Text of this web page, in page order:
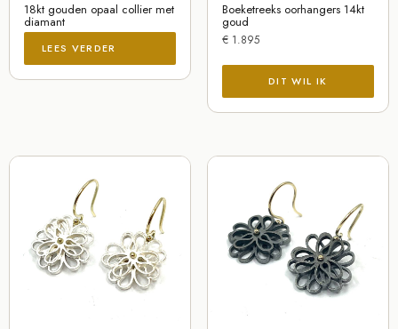
18kt gouden opaal collier met
diamant
LEES VERDER
Boeketreeks oorhangers 14kt
goud
€1.895